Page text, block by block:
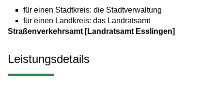
für einen Stadtkreis: die Stadtverwaltung
für einen Landkreis: das Landratsamt
Straßenverkehrsamt [Landratsamt Esslingen]
Leistungsdetails